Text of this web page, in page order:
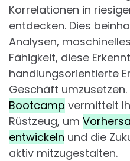
Korrelationen in
entdecken. Dies
Analysen,
Fähigkeit, diese
handlungsorientierte
Geschäft umzusetzen.
Bootcamp vermittelt
Rüstzeug, um
entwickeln und die
aktiv mitzugestalten.